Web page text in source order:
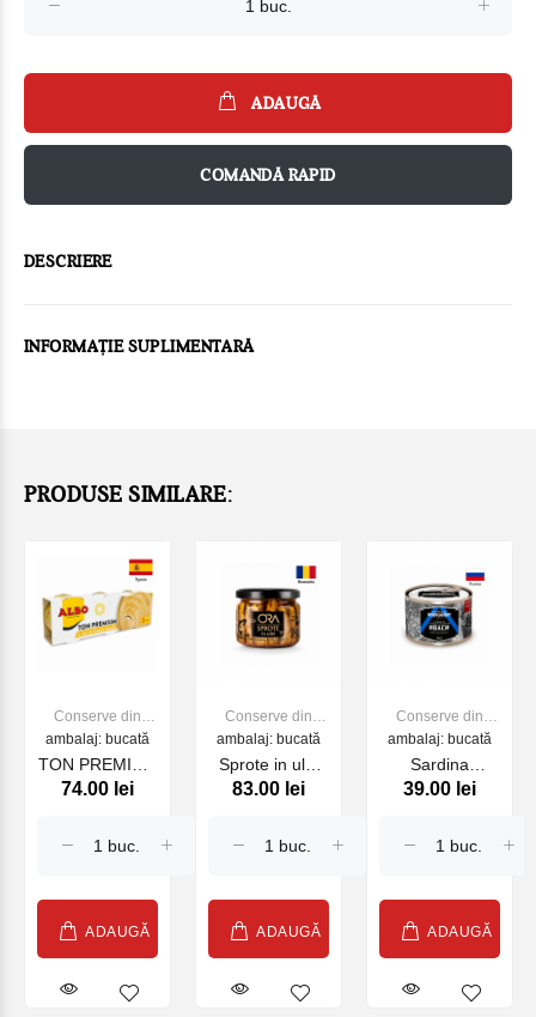
ADAUGĂ
COMANDĂ RAPID
DESCRIERE
INFORMAȚIE SUPLIMENTARĂ
PRODUSE SIMILARE:
Conserve din
peste si fructe de
mare
ambalaj: bucată
TON PREMIUM
YELLOWFIN IN
ALBO 3*80g
74.00 lei
ADAUGĂ
Conserve din
peste si fructe de
mare
ambalaj: bucată
Sprote in ulei
(sticla) 250g
83.00 lei
ADAUGĂ
Conserve din
peste si fructe de
mare
ambalaj: bucată
Sardina
Dobroflot 245g
39.00 lei
ADAUGĂ